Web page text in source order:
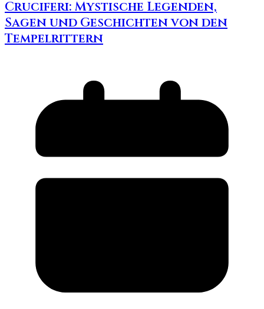
Cruciferi: Mystische Legenden,
Sagen und Geschichten von den
Tempelrittern